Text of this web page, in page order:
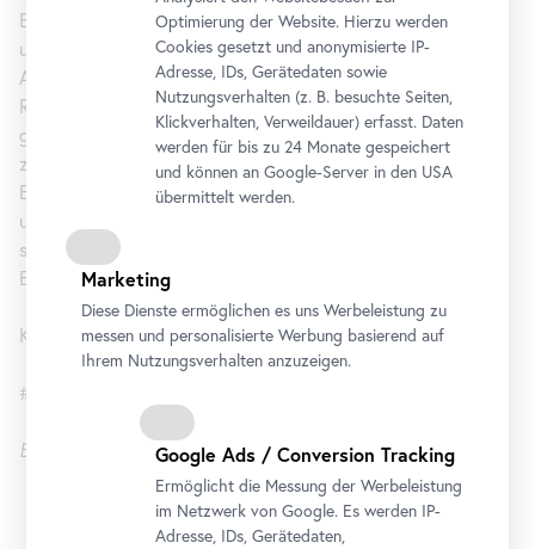
Erwin Wurm mit herausragenden Beispielen der Architektur
und Objekten des täglichen Gebrauchs auseinander.
Ausgangsbasis sind Modelle und Blöcke aus Ton, die in der
Regel von Wurm selbst oder von Personen, die er instruierte,
gezielt bearbeitet werden. Spannung entsteht im Dialog
zwischen der Urform und den Spuren, die die performativen
Eingriffe hinterlassen. Der Körper wird dabei zum Material
und Medium von Handlungsvollzügen. Den Werken aus Ton
stehen in der Ausstellung Abgüsse aus Bronze, Aluminium,
Eisen oder Polyester gegenüber.
Kuratiert von Severin Dünser und Alfred Weidinger.
#houseattack21
Erwin Wurm Story
Optimierung der Website. Hierzu werden
Cookies gesetzt und anonymisierte IP-
Adresse, IDs, Gerätedaten sowie
Nutzungsverhalten (z. B. besuchte Seiten,
Klickverhalten, Verweildauer) erfasst. Daten
werden für bis zu 24 Monate gespeichert
und können an Google-Server in den USA
übermittelt werden.
Marketing
Diese Dienste ermöglichen es uns Werbeleistung zu
messen und personalisierte Werbung basierend auf
Ihrem Nutzungsverhalten anzuzeigen.
Google Ads / Conversion Tracking
Ermöglicht die Messung der Werbeleistung
im Netzwerk von Google. Es werden IP-
Adresse, IDs, Gerätedaten,